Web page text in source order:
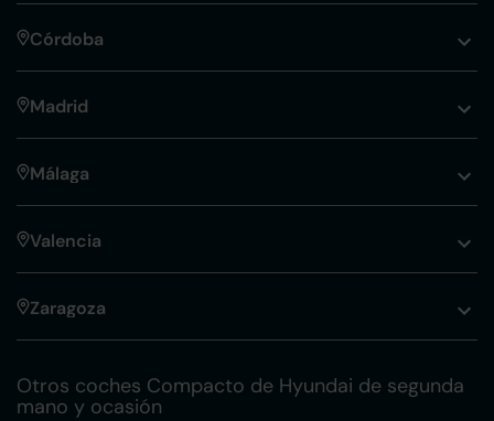
Córdoba
Madrid
Málaga
Valencia
Zaragoza
Otros coches Compacto de Hyundai de segunda
mano y ocasión